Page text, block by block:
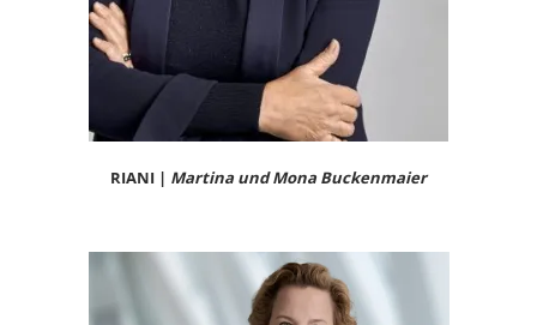
RIANI | Martina und Mona Buckenmaier